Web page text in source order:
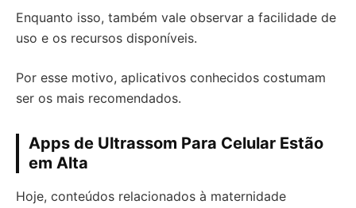
Enquanto isso, também vale observar a facilidade de
uso e os recursos disponíveis.
Por esse motivo, aplicativos conhecidos costumam
ser os mais recomendados.
Apps de Ultrassom Para Celular Estão
em Alta
Hoje, conteúdos relacionados à maternidade